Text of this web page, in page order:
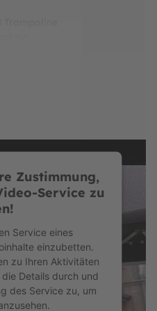
wodurch
Das
Das neue
Zustimmung,
Service zu
Service eines
einzubetten.
zu Ihren Aktivitäten
Details durch und
des Service zu, um